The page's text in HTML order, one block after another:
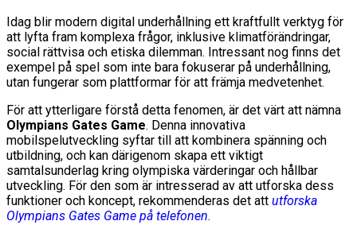
Idag blir modern digital underhållning ett kraftfullt verktyg för
att lyfta fram komplexa frågor, inklusive klimatförändringar,
social rättvisa och etiska dilemman. Intressant nog finns det
exempel på spel som inte bara fokuserar på underhållning,
utan fungerar som plattformar för att främja medvetenhet.
För att ytterligare förstå detta fenomen, är det värt att nämna
Olympians Gates Game. Denna innovativa
mobilspelutveckling syftar till att kombinera spänning och
utbildning, och kan därigenom skapa ett viktigt
samtalsunderlag kring olympiska värderingar och hållbar
utveckling. För den som är intresserad av att utforska dess
funktioner och koncept, rekommenderas det att utforska
Olympians Gates Game på telefonen.